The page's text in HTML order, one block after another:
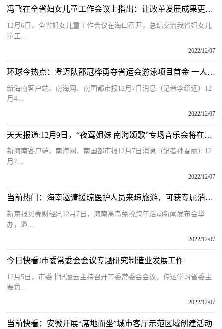
冯飞在全省妇女儿童工作会议上指出：让改革发展成果更多更公平地惠及妇女儿童
12月6日，全省妇女儿童工作会议在海口召开，总结交流我省妇女儿
童工...
2022/12/07
环球今热点：澄迈队邵冠桦勇夺省运会游泳项目首金 一人豪揽四枚金牌
新海南客户端、南海网、南国都市报12月7日消息（记者李绍远）12
月4...
2022/12/07
天天报道:12月9日，“夜莺姐妹 南海颂歌”专场音乐会将在海口上演
新海南客户端、南海网、南国都市报12月7日消息（记者孙春丽）12
月7...
2022/12/07
当前热门：海南邀请援琼医护人员来琼旅游，可获专属消费券
新京报贝壳财经讯12月7日，海南离岛免税跨年活动新闻发布会举
办，邀...
2022/12/07
今日快看!市委常委会会议专题研究制造业发展工作
12月5日，市委书记凌云主持召开市委常委会会议，传达学习省委主
要负...
2022/12/07
当前快看：安徽开展“席地而坐”城市客厅示范区域创建活动